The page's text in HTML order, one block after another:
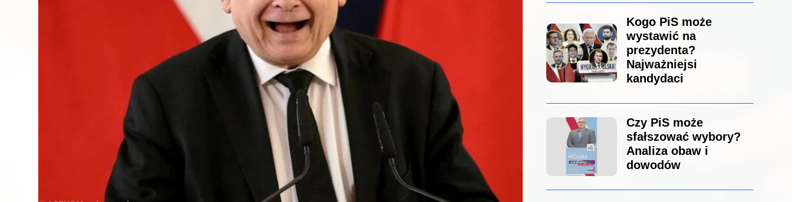
Kogo PiS może
wystawić na
prezydenta?
Najważniejsi
kandydaci
Czy PiS może
sfałszować wybory?
Analiza obaw i
dowodów